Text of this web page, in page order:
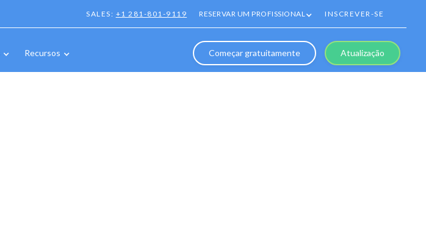
SALES: +1 281-801-9119 RESERVAR UM PROFISSIONAL INSCREVER-SE
Recursos Começar gratuitamente Atualização